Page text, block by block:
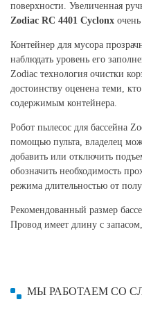
поверхности. Увеличенная
Zodiac RC 4401 Cyclonx
Контейнер для мусора
наблюдать уровень его
Zodiac технология очистки
достоинству оценена теми,
содержимым контейнера.
Робот пылесос для бассейна
помощью пульта, владелец
добавить или отключить
обозначить необходимость
режима длительностью от
Рекомендованный размер
Провод имеет длину с
МЫ РАБОТАЕМ СО